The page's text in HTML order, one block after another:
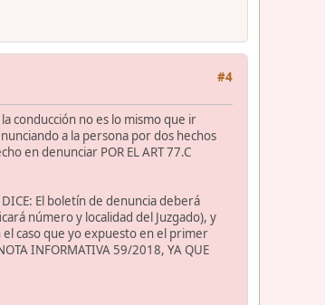
#4
conducción no es lo mismo que ir
a la persona por dos hechos
en denunciar POR EL ART 77.C
El boletín de denuncia deberá
número y localidad del Juzgado), y
caso que yo expuesto en el primer
INFORMATIVA 59/2018, YA QUE